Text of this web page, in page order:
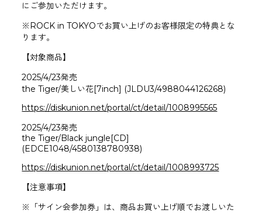
にご参加いただけます。
※ROCK in TOKYOでお買い上げのお客様限定の特典とな
ります。
【対象商品】
2025/4/23発売
the Tiger/美しい花[7inch] (JLDU3/4988044126268)
https://diskunion.net/portal/ct/detail/1008995565
2025/4/23発売
the Tiger/Black jungle[CD]
(EDCE1048/4580138780938)
https://diskunion.net/portal/ct/detail/1008993725
【注意事項】
※「サイン会参加券」は、商品お買い上げ順でお渡しいた